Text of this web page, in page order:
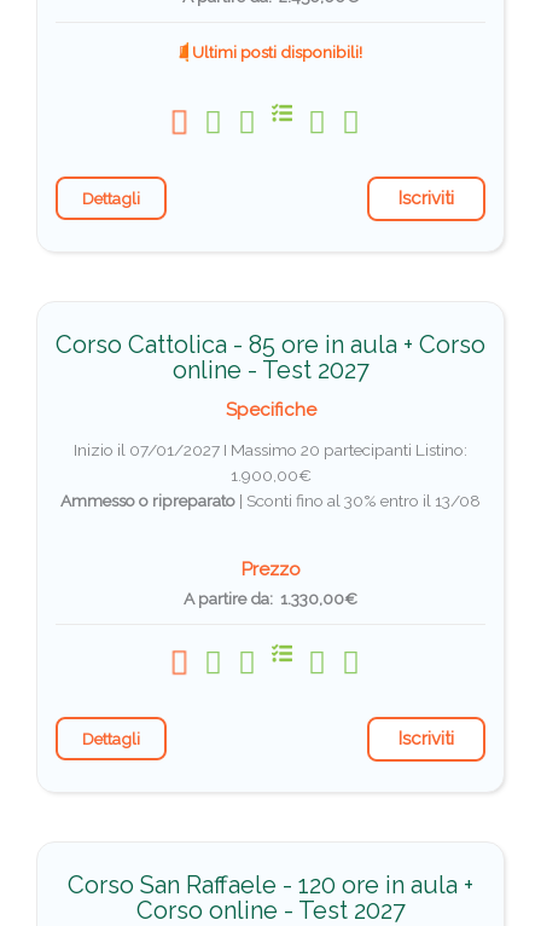
Ultimi posti disponibili!
Dettagli Iscriviti
Corso Cattolica - 85 ore in aula + Corso
online - Test 2027
Specifiche
Inizio il 07/01/2027 I Massimo 20 partecipanti Listino:
1.900,00€
Ammesso o ripreparato | Sconti fino al 30% entro il 13/08
Prezzo
A partire da: 1.330,00€
Dettagli Iscriviti
Corso San Raffaele - 120 ore in aula +
Corso online - Test 2027